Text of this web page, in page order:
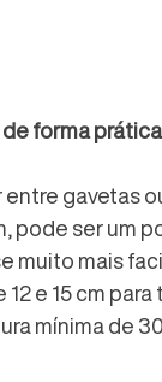
forma
gavetas
pode ser um
muito mais
e 15 cm
mínima de